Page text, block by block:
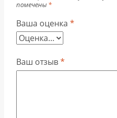
помечены *
Ваша оценка *
Ваш отзыв*